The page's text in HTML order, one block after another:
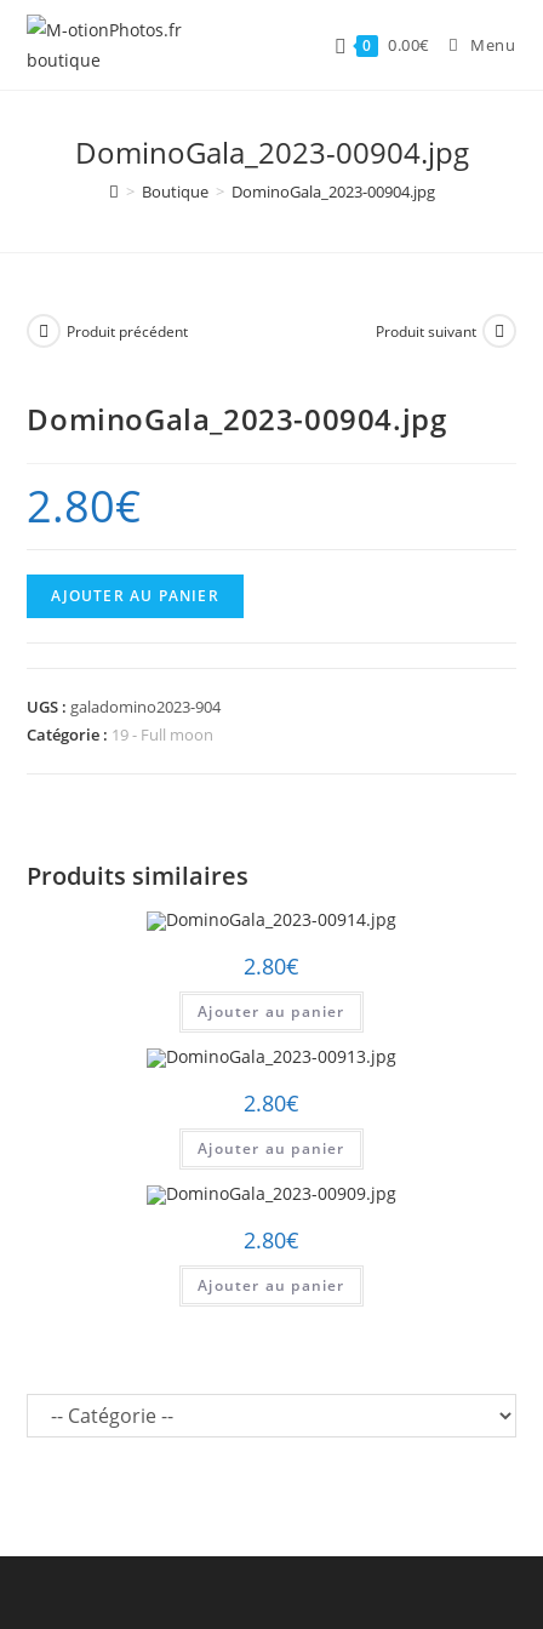
Skip
content
0 0.00€ Menu
DominoGala_2023-00904.jpg
> Boutique > DominoGala_2023-00904.jpg
Produit précédent Produit suivant
DominoGala_2023-00904.jpg
2.80€
quantité
de
AJOUTER AU PANIER
UGS : galadomino2023-904
Catégorie : 19 - Full moon
Produits similaires
2.80€
Ajouter au panier
2.80€
Ajouter au panier
2.80€
Ajouter au panier